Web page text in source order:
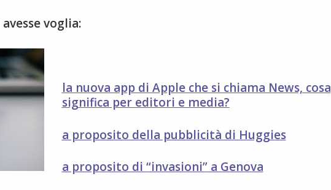
voglia:
la nuova app di Apple che si chiama News, cosa
significa per editori e media?
a proposito della pubblicità di Huggies
a proposito di “invasioni” a Genova